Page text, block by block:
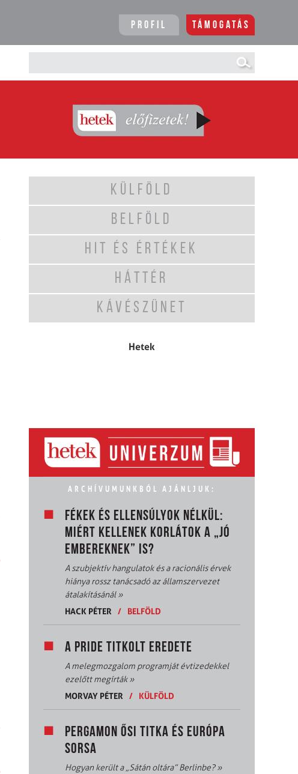
Profil Támogatás
KÜLFÖLD
BELFÖLD
HIT ÉS ÉRTÉKEK
HÁTTÉR
KÁVÉSZÜNET
Hetek
ARCHÍVUMUNKBÓL AJÁNLJUK:
FÉKEK ÉS ELLENSÚLYOK NÉLKÜL:
MIÉRT KELLENEK KORLÁTOK A „JÓ
EMBEREKNEK” IS?
A szubjektív hangulatok és a racionális érvek
hiánya rossz tanácsadó az államszervezet
átalakításánál»
HACK PÉTER
/ BELFÖLD
A PRIDE TITKOLT EREDETE
A melegmozgalom programját évtizedekkel
ezelőtt megírták»
MORVAY PÉTER
/ KÜLFÖLD
PERGAMON ŐSI TITKA ÉS EURÓPA
SORSA
Hogyan került a „Sátán oltára” Berlinbe?»